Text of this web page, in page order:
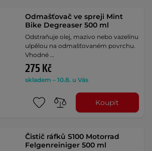
Odmašťovač ve spreji Mint
Bike Degreaser 500 ml
Odstraňuje olej, mazivo nebo vazelínu
ulpělou na odmašťovaném povrchu.
Vhodné …
275 Kč
skladem – 10.8. u Vás
Koupit
Čistič ráfků S100 Motorrad
Felgenreiniger 500 ml